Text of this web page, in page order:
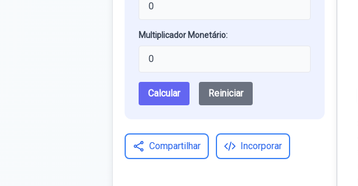
Multiplicador Monetário:
Calcular Reiniciar
Compartilhar Incorporar